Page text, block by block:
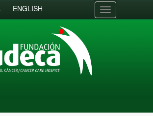
ENGLISH
Toggle
navigation